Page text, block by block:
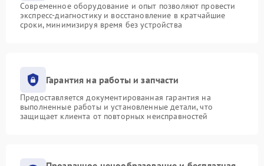
Современное оборудование и опыт позволяют провести
экспресс-диагностику и восстановление в кратчайшие
сроки, минимизируя время без устройства
Гарантия на работы и запчасти
Предоставляется документированная гарантия на
выполненные работы и установленные детали, что
защищает клиента от повторных неисправностей